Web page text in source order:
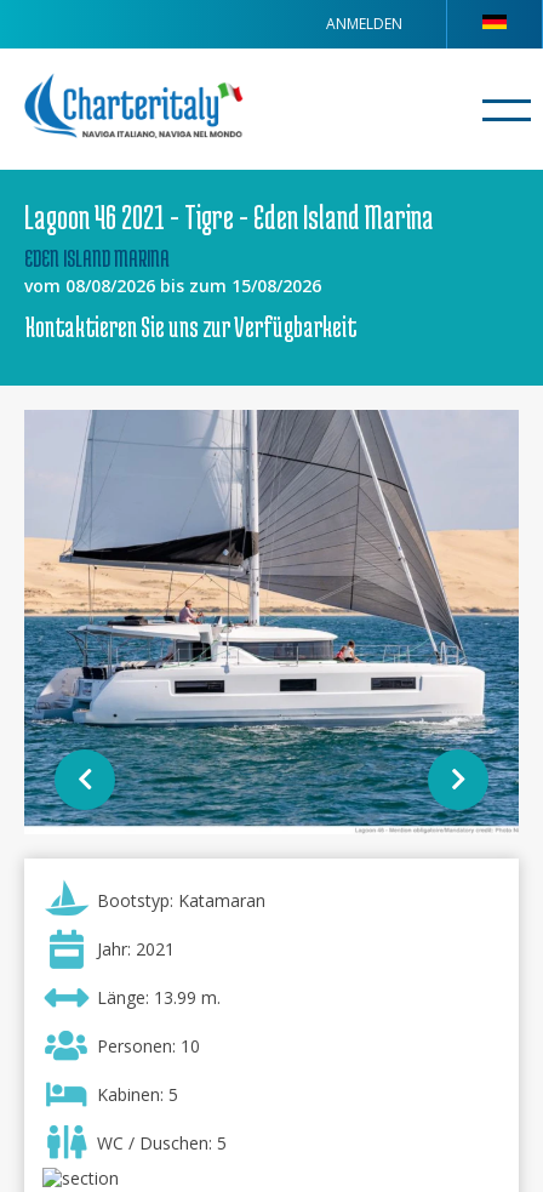
ANMELDEN
Lagoon 46 2021 - Tigre - Eden Island Marina
EDEN ISLAND MARINA
vom 08/08/2026 bis zum 15/08/2026
Kontaktieren Sie uns zur Verfügbarkeit
Bootstyp: Katamaran
Jahr: 2021
Länge: 13.99 m.
Personen: 10
Kabinen: 5
WC / Duschen: 5